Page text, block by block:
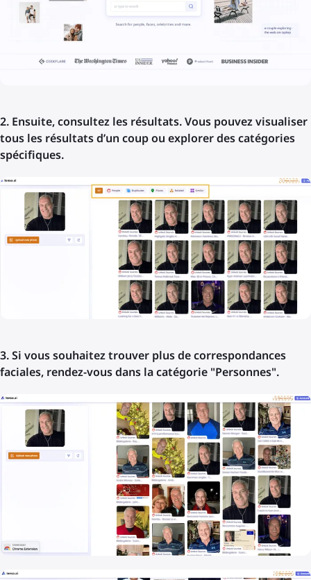
2. Ensuite, consultez les résultats. Vous pouvez visualiser
tous les résultats d’un coup ou explorer des catégories
spécifiques.
3. Si vous souhaitez trouver plus de correspondances
faciales, rendez-vous dans la catégorie "Personnes".